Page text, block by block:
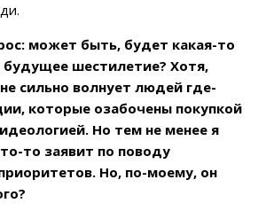
может быть, будет какая-то
будущее шестилетие? Хотя,
сильно волнует людей где-
которые озабочены покупкой
Но тем не менее я
то заявит по поводу
Но, по-моему, он